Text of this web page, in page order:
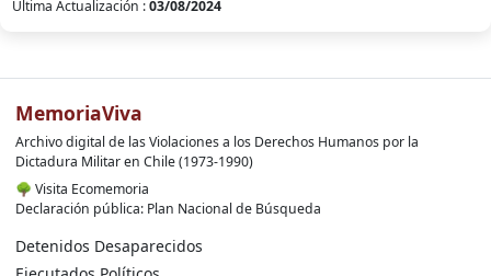
Ultima Actualización :03/08/2024
MemoriaViva
Archivo digital de las Violaciones a los Derechos Humanos por la
Dictadura Militar en Chile (1973-1990)
🌳 Visita Ecomemoria
Declaración pública: Plan Nacional de Búsqueda
Detenidos Desaparecidos